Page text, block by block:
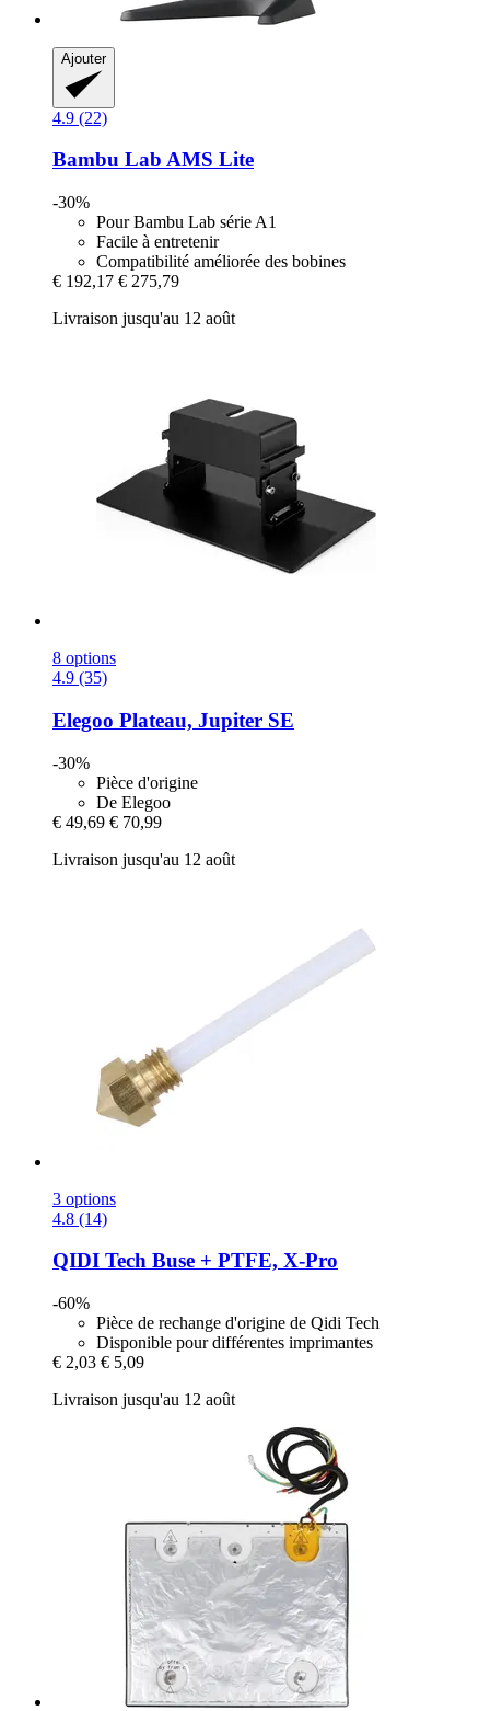
Ajouter
4.9 (22)
Bambu Lab AMS Lite
-30%
Pour Bambu Lab série A1
Facile à entretenir
Compatibilité améliorée des bobines
€ 192,17 € 275,79
Livraison jusqu'au 12 août
8 options
4.9 (35)
Elegoo Plateau, Jupiter SE
-30%
Pièce d'origine
De Elegoo
€ 49,69 € 70,99
Livraison jusqu'au 12 août
3 options
4.8 (14)
QIDI Tech Buse + PTFE, X-​Pro
-60%
Pièce de rechange d'origine de Qidi Tech
Disponible pour différentes imprimantes
€ 2,03 € 5,09
Livraison jusqu'au 12 août